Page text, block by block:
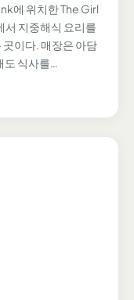
에 위치한 The Girl
지중해식 요리를
곳이다. 매장은 아담
도 식사를…